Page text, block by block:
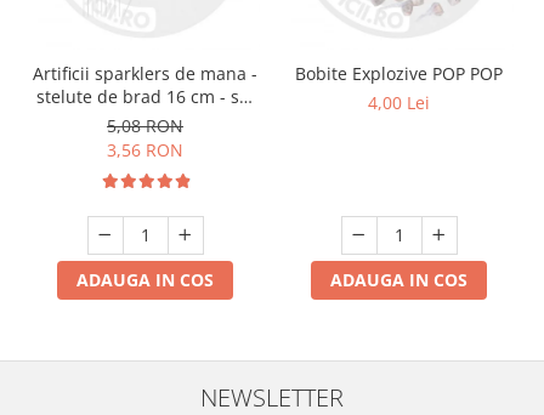
Artificii sparklers de mana -
stelute de brad 16 cm - set
10 buc
5,08 RON
3,56 RON
ADAUGA IN COS
Bobite Explozive POP POP
4,00 Lei
ADAUGA IN COS
NEWSLETTER